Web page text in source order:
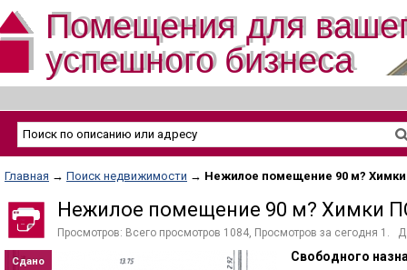
Помещения для
успешного бизнеса
Главная → Поиск недвижимости → Нежилое помещение 90 м?
Нежилое помещение 90 м? Химки
Просмотров: Всего просмотров 1084, Просмотров за сегодня 1.
Сдано
Свободного